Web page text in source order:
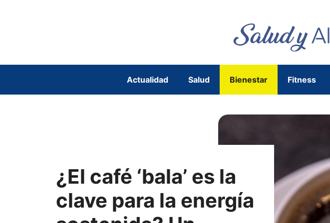
Actualidad Salud Bienestar Fitness
¿El café ‘bala’ es la
clave para la energía